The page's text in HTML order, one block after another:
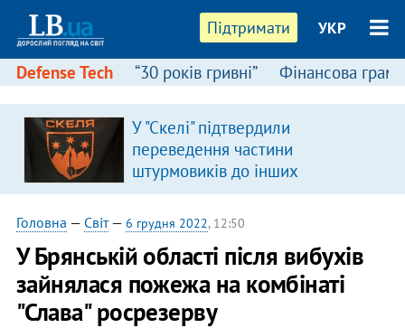
Підтримати УКР
Defense Tech “30 років гривні” Фінансова
У "Скелі" підтвердили
переведення частини
штурмовиків до інших
підрозділів
Головна — Світ— 6 грудня 2022, 12:50
У Брянській області після вибухів
зайнялася пожежа на комбінаті
"Слава" росрезерву